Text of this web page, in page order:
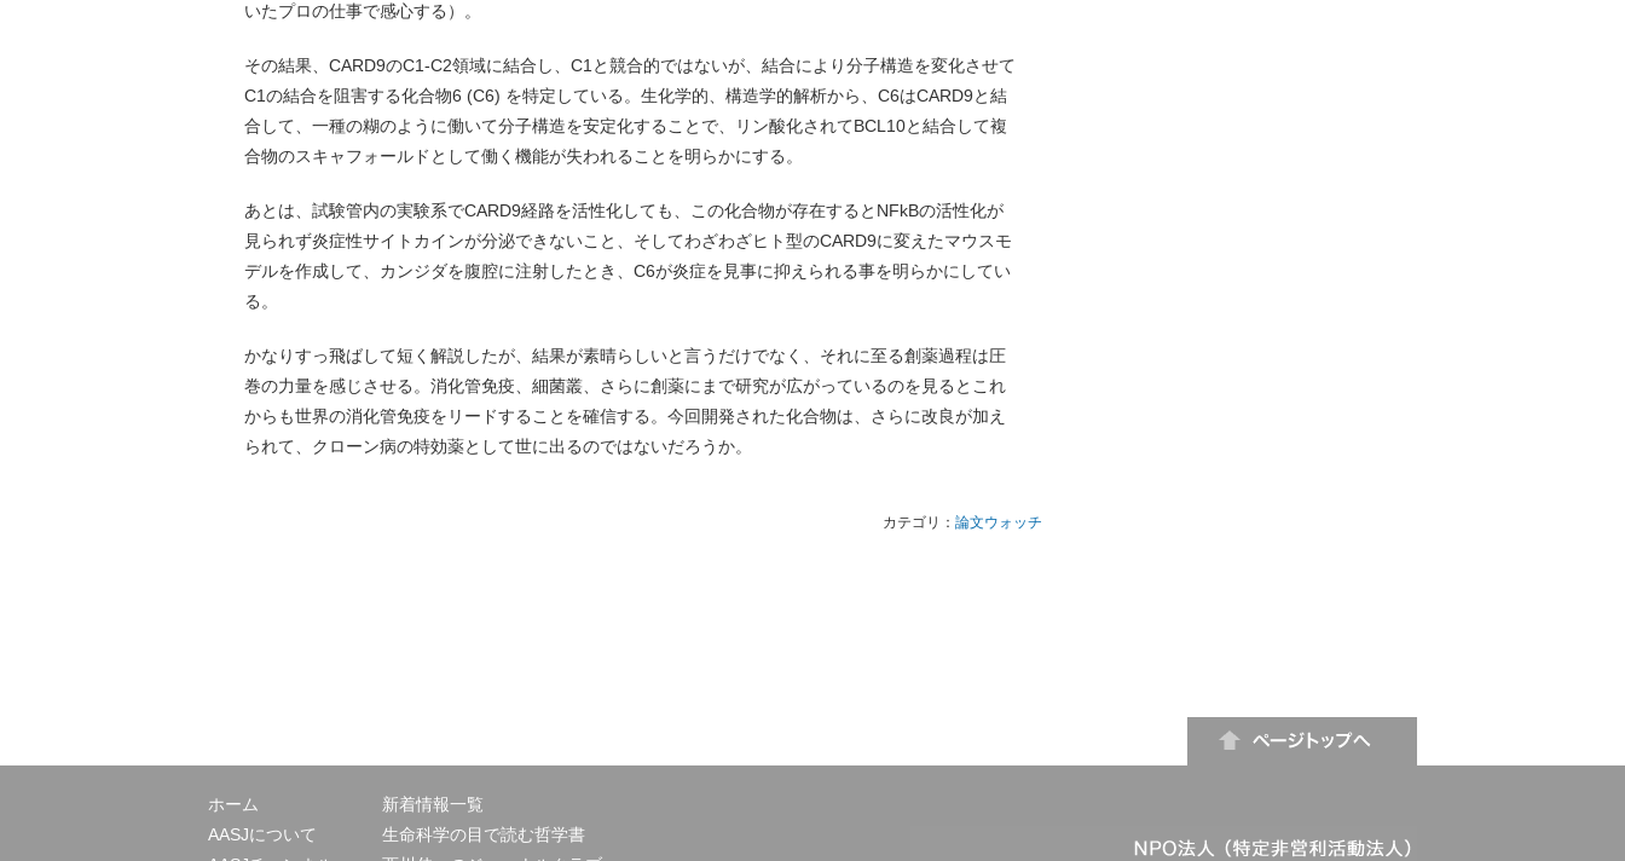
いたプロの仕事で感心する）。
その結果、CARD9のC1-C2領域に結合し、C1と競合的ではないが、結合により分子構造を変化させて
C1の結合を阻害する化合物6 (C6) を特定している。生化学的、構造学的解析から、C6はCARD9と結
合して、一種の糊のように働いて分子構造を安定化することで、リン酸化されてBCL10と結合して複
合物のスキャフォールドとして働く機能が失われることを明らかにする。
あとは、試験管内の実験系でCARD9経路を活性化しても、この化合物が存在するとNFkBの活性化が
見られず炎症性サイトカインが分泌できないこと、そしてわざわざヒト型のCARD9に変えたマウスモ
デルを作成して、カンジダを腹腔に注射したとき、C6が炎症を見事に抑えられる事を明らかにしてい
る。
かなりすっ飛ばして短く解説したが、結果が素晴らしいと言うだけでなく、それに至る創薬過程は圧
巻の力量を感じさせる。消化管免疫、細菌叢、さらに創薬にまで研究が広がっているのを見るとこれ
からも世界の消化管免疫をリードすることを確信する。今回開発された化合物は、さらに改良が加え
られて、クローン病の特効薬として世に出るのではないだろうか。
カテゴリ： 論文ウォッチ
ホーム
AASJについて
新着情報一覧
生命科学の目で読む哲学書